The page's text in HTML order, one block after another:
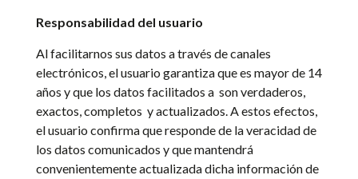
Responsabilidad del usuario
Al facilitarnos sus datos a través de canales
electrónicos, el usuario garantiza que es mayor de 14
años y que los datos facilitados a son verdaderos,
exactos, completos y actualizados. A estos efectos,
el usuario confirma que responde de la veracidad de
los datos comunicados y que mantendrá
convenientemente actualizada dicha información de